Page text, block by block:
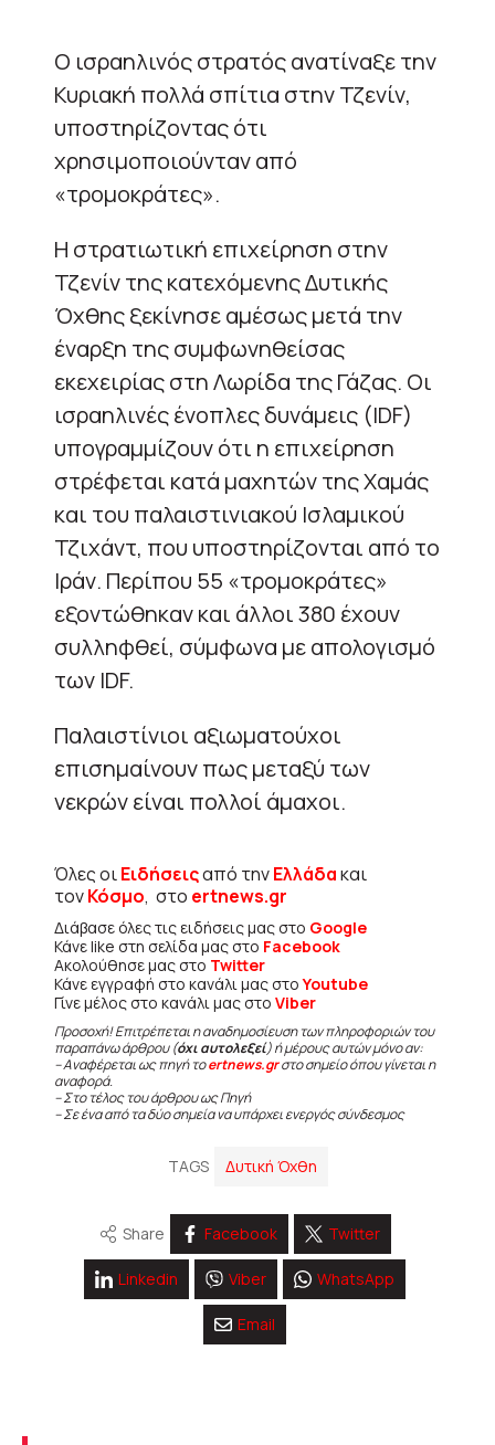
Ο ισραηλινός στρατός ανατίναξε την
Κυριακή πολλά σπίτια στην Τζενίν,
υποστηρίζοντας ότι
χρησιμοποιούνταν από
«τρομοκράτες».
Η στρατιωτική επιχείρηση στην
Τζενίν της κατεχόμενης Δυτικής
Όχθης ξεκίνησε αμέσως μετά την
έναρξη της συμφωνηθείσας
εκεχειρίας στη Λωρίδα της Γάζας. Οι
ισραηλινές ένοπλες δυνάμεις (IDF)
υπογραμμίζουν ότι η επιχείρηση
στρέφεται κατά μαχητών της Χαμάς
και του παλαιστινιακού Ισλαμικού
Τζιχάντ, που υποστηρίζονται από το
Ιράν. Περίπου 55 «τρομοκράτες»
εξοντώθηκαν και άλλοι 380 έχουν
συλληφθεί, σύμφωνα με απολογισμό
των IDF.
Παλαιστίνιοι αξιωματούχοι
επισημαίνουν πως μεταξύ των
νεκρών είναι πολλοί άμαχοι.
Όλες οιΕιδήσειςαπό τηνΕλλάδακαι
τονΚόσμο, στο ertnews.gr
Διάβασε όλες τις ειδήσεις μας στο Google
Κάνε like στη σελίδα μας στο Facebook
Ακολούθησε μας στο Twitter
Κάνε εγγραφή στο κανάλι μας στοYoutube
Γίνε μέλος στο κανάλι μας στο Viber
Προσοχή! Επιτρέπεται η αναδημοσίευση των πληροφοριών του
παραπάνω άρθρου (όχι αυτολεξεί) ή μέρους αυτών μόνο αν:
– Αναφέρεται ως πηγή τοertnews.grστο σημείο όπου γίνεται η
αναφορά.
– Στο τέλος του άρθρου ως Πηγή
– Σε ένα από τα δύο σημεία να υπάρχει ενεργός σύνδεσμος
TAGS Δυτική Όχθη
Share Facebook Twitter
Linkedin Viber WhatsApp
Email